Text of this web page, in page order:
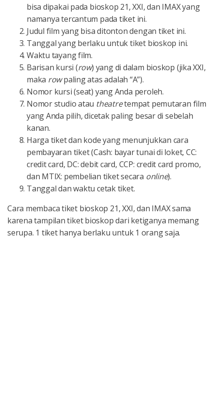
bisa dipakai pada bioskop 21, XXI, dan IMAX yang
namanya tercantum pada tiket ini.
Judul film yang bisa ditonton dengan tiket ini.
Tanggal yang berlaku untuk tiket bioskop ini.
Waktu tayang film.
Barisan kursi (row) yang di dalam bioskop (jika XXI,
maka rowpaling atas adalah “A”).
Nomor kursi (seat) yang Anda peroleh.
Nomor studio atau theatretempat pemutaran film
yang Anda pilih, dicetak paling besar di sebelah
kanan.
Harga tiket dan kode yang menunjukkan cara
pembayaran tiket (Cash: bayar tunai di loket, CC:
credit card, DC: debit card, CCP: credit card promo,
dan MTIX: pembelian tiket secara online).
Tanggal dan waktu cetak tiket.
Cara membaca tiket bioskop 21, XXI, dan IMAX sama
karena tampilan tiket bioskop dari ketiganya memang
serupa. 1 tiket hanya berlaku untuk 1 orang saja.